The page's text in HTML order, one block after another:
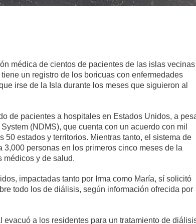
médica de cientos de pacientes de las islas vecinas
un registro de los boricuas con enfermedades
irse de la Isla durante los meses que siguieron al
de pacientes a hospitales en Estados Unidos, a
(NDMS), que cuenta con un acuerdo con mil
estados y territorios. Mientras tanto, el sistema de
personas en los primeros cinco meses de la
médicos y de salud.
impactadas tanto por Irma como María, sí solicitó
todo los de diálisis, según información ofrecida por
a los residentes para un tratamiento de